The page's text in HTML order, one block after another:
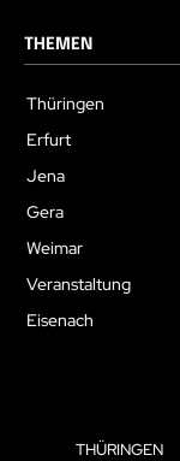
THEMEN
Thüringen
Erfurt
Jena
Gera
Weimar
Veranstaltung
Eisenach
THÜRINGEN